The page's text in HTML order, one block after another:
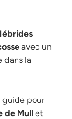
avec un
dans la
guide pour
de Mullet